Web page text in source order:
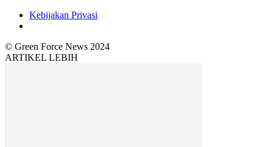
Kebijakan Privasi
© Green Force News 2024
ARTIKEL LEBIH